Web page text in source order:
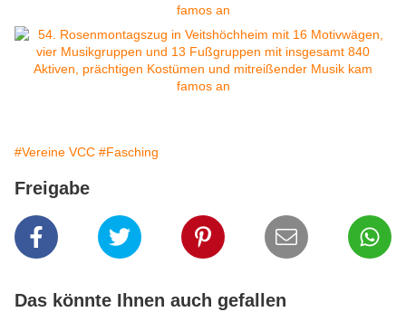
#Vereine VCC #Fasching
Freigabe
Das könnte Ihnen auch gefallen